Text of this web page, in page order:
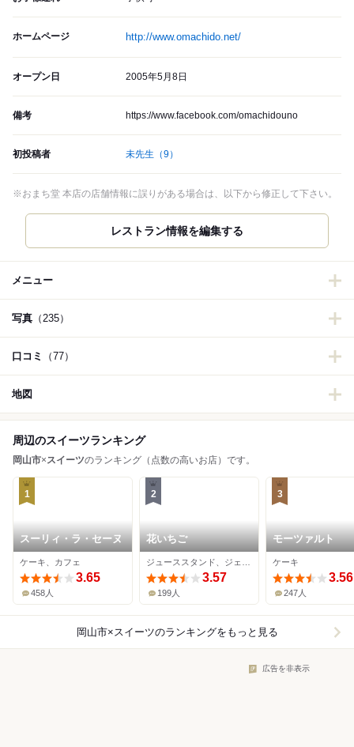
ホームページ http://www.omachido.net/
オープン日 2005年5月8日
備考 https://www.facebook.com/omachidouno
初投稿者 未先生 （9）
※おまち堂 本店の店舗情報に誤りがある場合は、以下から修正して下さい。
レストラン情報を編集する
メニュー
写真 （235）
口コミ （77）
地図
周辺のスイーツランキング
岡山市×スイーツのランキング（点数の高いお店）です。
1
スーリィ・ラ・セーヌ
ケーキ、カフェ
3.65
458人
2
花いちご
3.57
199人
3
モーツァルト
ケーキ
3.56
247人
岡山市×スイーツのランキングをもっと見る
広告を非表示